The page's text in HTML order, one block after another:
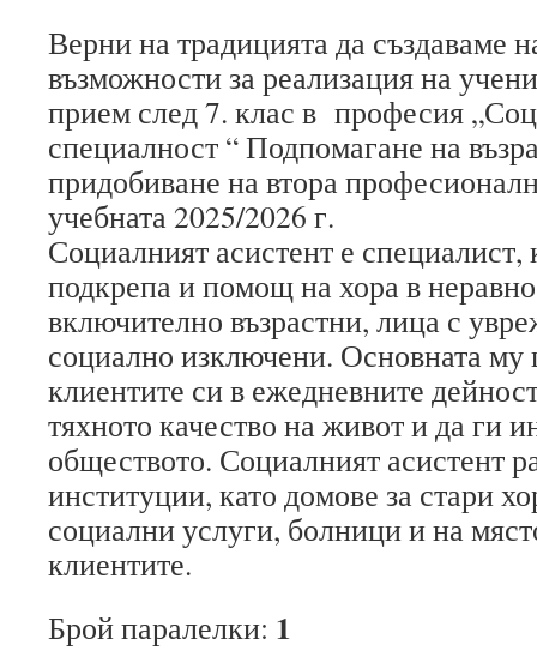
Верни на традицията да създаваме
възможности за реализация на
прием след 7. клас в професия
специалност “ Подпомагане на
придобиване на втора
учебната 2025/2026 г.
Социалният асистент е специалист,
подкрепа и помощ на хора в
включително възрастни, лица с
социално изключени. Основната му
клиентите си в ежедневните
тяхното качество на живот и да ги
обществото. Социалният асистент
институции, като домове за стари
социални услуги, болници и на
клиентите.
Брой паралелки: 1